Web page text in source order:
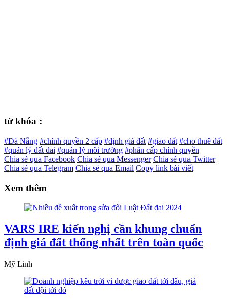
từ khóa :
#Đà Nẵng #chính quyền 2 cấp #định giá đất #giao đất #cho thuê đất
#quản lý đất đai #quản lý môi trường #phân cấp chính quyền
Chia sẻ qua Facebook Chia sẻ qua Messenger Chia sẻ qua Twitter
Chia sẻ qua Telegram Chia sẻ qua Email Copy link bài viết
Xem thêm
VARS IRE kiến nghị cần khung chuẩn
định giá đất thống nhất trên toàn quốc
Mỹ Linh